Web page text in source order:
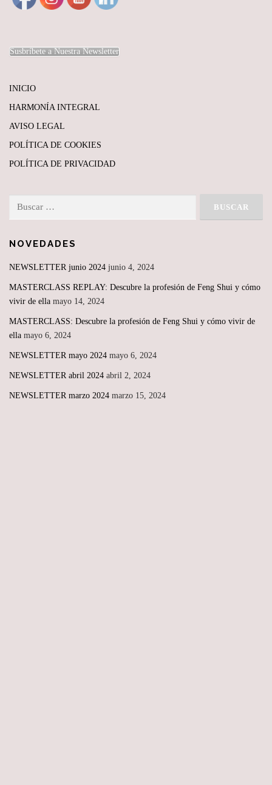
Susbríbete a Nuestra Newsletter
INICIO
HARMONÍA INTEGRAL
AVISO LEGAL
POLÍTICA DE COOKIES
POLÍTICA DE PRIVACIDAD
NOVEDADES
NEWSLETTER junio 2024 junio 4, 2024
MASTERCLASS REPLAY: Descubre la profesión de Feng Shui y cómo
vivir de ella mayo 14, 2024
MASTERCLASS: Descubre la profesión de Feng Shui y cómo vivir de
ella mayo 6, 2024
NEWSLETTER mayo 2024 mayo 6, 2024
NEWSLETTER abril 2024 abril 2, 2024
NEWSLETTER marzo 2024 marzo 15, 2024